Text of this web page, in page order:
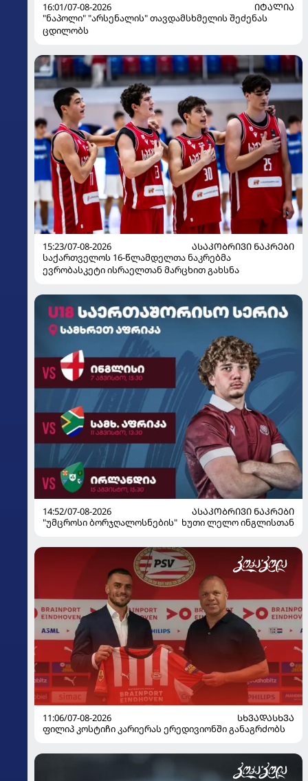
16:01/07-08-2026
ᲘᲢᲐᲚᲘᲐ
"ნაპოლი" "არსენალის" თავდამსხმელის შეძენას
ცდილობს
15:23/07-08-2026
ᲐᲡᲐᲙᲝᲑᲠᲘᲕᲘ ᲜᲐᲙᲠᲔᲑᲘ
საქართველოს 16-წლამდელთა ნაკრებმა
ევრობასკეტი ისრაელთან მარცხით გახსნა
14:52/07-08-2026
ᲐᲡᲐᲙᲝᲑᲠᲘᲕᲘ ᲜᲐᲙᲠᲔᲑᲘ
"უმცროსი ბორჯღალოსნების" ხუთი ლელო ინგლისთან
11:06/07-08-2026
ᲡᲮᲕᲐᲓᲐᲡᲮᲕᲐ
ფილიპ კოსტიჩი კარიერას ერედივიონში განაგრძობს